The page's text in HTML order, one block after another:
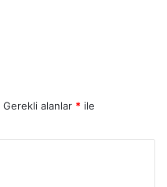
Gerekli alanlar * ile